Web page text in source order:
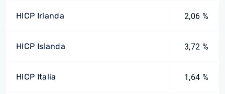
HICP Irlanda 2,06 %
HICP Islanda 3,72 %
HICP Italia 1,64 %